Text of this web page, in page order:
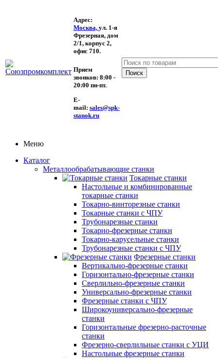
Адрес:
Москва, ул. 1-я
Фрезерная, дом
2/1, корпус 2,
офис 710.
Прием
звонков: 8:00 -
20:00 пн-пт.
E-
mail: sales@spk-
stanok.ru
Меню
Каталог
Металлообрабатывающие станки
Токарные станки
Настольные и комбинированные
токарные станки
Токарно-винторезные станки
Токарные станки с ЧПУ
Трубонарезные станки
Токарно-фрезерные станки
Токарно-карусельные станки
Трубонарезные станки с ЧПУ
Фрезерные станки
Вертикально-фрезерные станки
Горизонтально-фрезерные станки
Сверлильно-фрезерные станки
Универсально-фрезерные станки
Фрезерные станки с ЧПУ
Широкоуниверсально-фрезерные
станки
Горизонтальные фрезерно-расточные
станки
Фрезерно-сверлильные станки с УЦИ
Настольные фрезерные станки